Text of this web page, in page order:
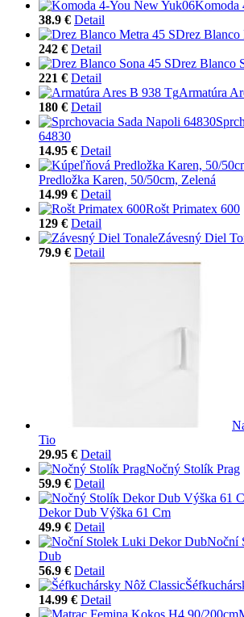
Komoda
38.9 € Detail
Drez Blanco
242 € Detail
Drez Blanco
221 € Detail
Armatúra
180 € Detail
64830
14.95 € Detail
Predložka Karen, 50/50cm, Zelená
14.99 € Detail
Rošt Primatex 600
129 € Detail
Závesný Diel
79.9 € Detail
Tio
29.95 € Detail
Nočný Stolík Prag
59.9 € Detail
Dekor Dub Výška 61 Cm
49.9 € Detail
Noční
Dub
56.9 € Detail
14.99 € Detail